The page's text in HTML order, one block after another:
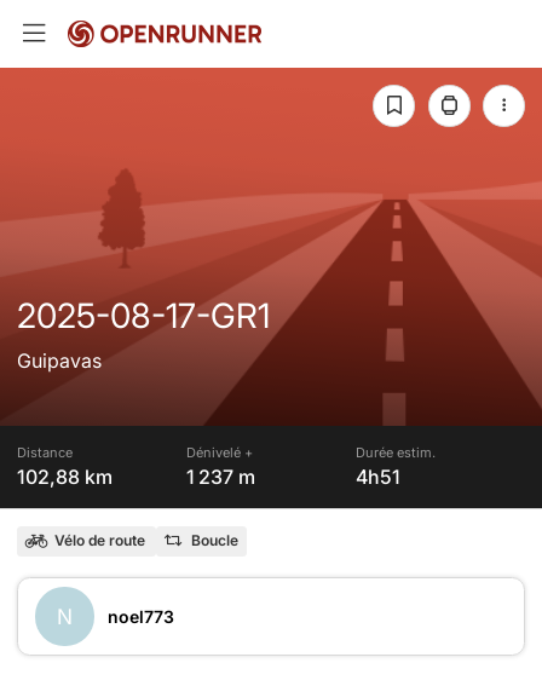
2025-08-17-GR1
Guipavas
Distance
102,88 km
Dénivelé +
1 237 m
Durée estim.
4h51
Vélo de route Boucle
N noel773